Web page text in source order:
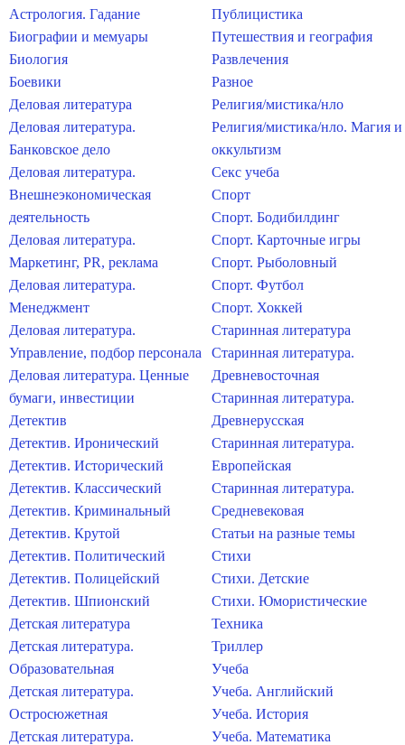
Астрология. Гадание
Биографии и мемуары
Биология
Боевики
Деловая литература
Деловая литература.
Банковское дело
Деловая литература.
Внешнеэкономическая
деятельность
Деловая литература.
Маркетинг, PR, реклама
Деловая литература.
Менеджмент
Деловая литература.
Управление, подбор персонала
Деловая литература. Ценные
бумаги, инвестиции
Детектив
Детектив. Иронический
Детектив. Исторический
Детектив. Классический
Детектив. Криминальный
Детектив. Крутой
Детектив. Политический
Детектив. Полицейский
Детектив. Шпионский
Детская литература
Детская литература.
Образовательная
Детская литература.
Остросюжетная
Детская литература.
Публицистика
Путешествия и география
Развлечения
Разное
Религия/мистика/нло
Религия/мистика/нло. Магия и
оккультизм
Секс учеба
Спорт
Спорт. Бодибилдинг
Спорт. Карточные игры
Спорт. Рыболовный
Спорт. Футбол
Спорт. Хоккей
Старинная литература
Старинная литература.
Древневосточная
Старинная литература.
Древнерусская
Старинная литература.
Европейская
Старинная литература.
Средневековая
Статьи на разные темы
Стихи
Стихи. Детские
Стихи. Юмористические
Техника
Триллер
Учеба
Учеба. Английский
Учеба. История
Учеба. Математика